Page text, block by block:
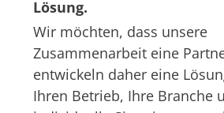
Lösung.
Wir möchten, dass unsere
Zusammenarbeit eine
entwickeln daher eine
Ihren Betrieb, Ihre Branche